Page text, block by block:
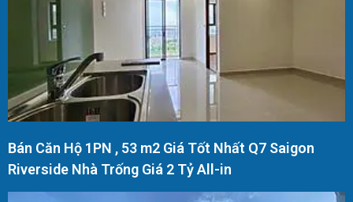
Bán Căn Hộ 1PN , 53 m2 Giá Tốt Nhất Q7 Saigon
Riverside Nhà Trống Giá 2 Tỷ All-in